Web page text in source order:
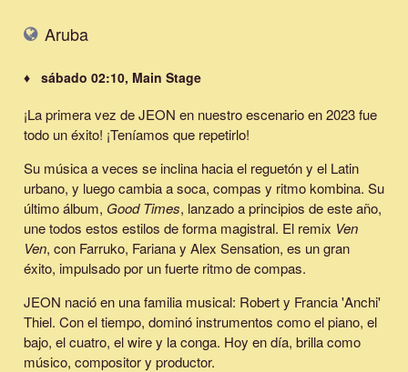
Aruba
♦ sábado 02:10, Main Stage
¡La primera vez de JEON en nuestro escenario en 2023 fue
todo un éxito! ¡Teníamos que repetirlo!
Su música a veces se inclina hacia el reguetón y el Latin
urbano, y luego cambia a soca, compas y ritmo kombina. Su
último álbum, Good Times, lanzado a principios de este año,
une todos estos estilos de forma magistral. El remix Ven
Ven, con Farruko, Fariana y Alex Sensation, es un gran
éxito, impulsado por un fuerte ritmo de compas.
JEON nació en una familia musical: Robert y Francia 'Anchi'
Thiel. Con el tiempo, dominó instrumentos como el piano, el
bajo, el cuatro, el wire y la conga. Hoy en día, brilla como
músico, compositor y productor.